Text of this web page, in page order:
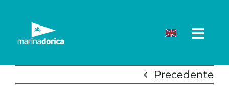
contenuto
Precedente